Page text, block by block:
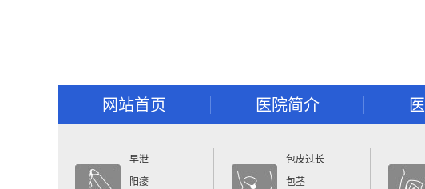
网站首页 医院简介
早泄
阳痿
包皮过长
包茎